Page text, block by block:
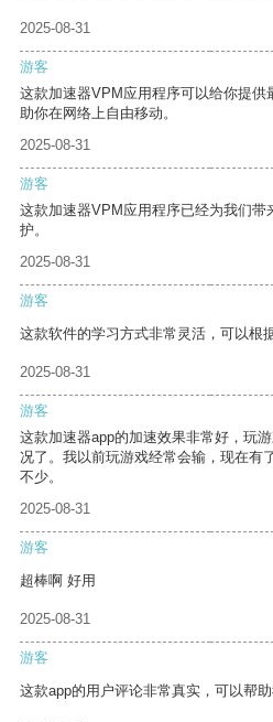
2025-08-31
游客
这款加速器VPM应用程序可以给你提
助你在网络上自由移动。
2025-08-31
游客
这款加速器VPM应用程序已经为我们
护。
2025-08-31
游客
这款软件的学习方式非常灵活，可以根
2025-08-31
游客
这款加速器app的加速效果非常好，玩
况了。我以前玩游戏经常会输，现在有
不少。
2025-08-31
游客
超棒啊 好用
2025-08-31
游客
这款app的用户评论非常真实，可以帮助